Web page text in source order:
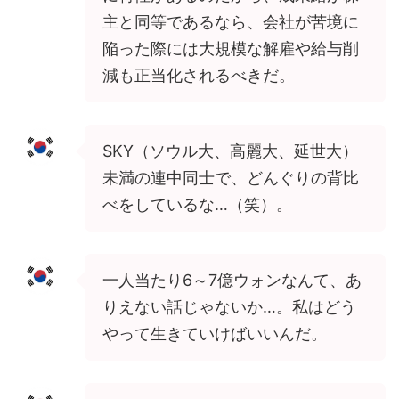
主と同等であるなら、会社が苦境に
陥った際には大規模な解雇や給与削
減も正当化されるべきだ。
SKY（ソウル大、高麗大、延世大）
未満の連中同士で、どんぐりの背比
べをしているな…（笑）。
一人当たり6～7億ウォンなんて、あ
りえない話じゃないか…。私はどう
やって生きていけばいいんだ。